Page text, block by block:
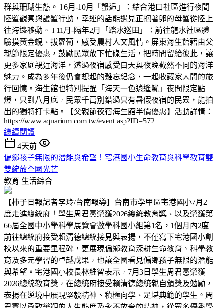
群與珊瑚生態。 l 6月-10月「蟹逅」：結合港口社區進行夜間
陸蟹觀察與護蟹行動，幸運的話能遇見正抱著卵的母蟹從陸上
往海邊移動。 l 11月-隔年2月「踏水巡田」：前往龍水社區體
驗摸黃金蜆、拔蘿蔔，感受農村人文風情。屏東海生館藉由父
親節限定優惠，鼓勵民眾放下忙碌生活，把時間留給彼此，讓
更多家庭親近海洋，透過夜宿感受白天與夜晚截然不同的海洋
魅力。成為多年後仍會想起的難忘紀念，一起收藏家人間的旅
行回憶。海生館也特別提醒「海天一色逍遙魷」夜間限定點
燈，只到八月底，民眾千萬別錯過只有暑假夜宿的民眾，能拍
出的獨特打卡點。【父親節夜宿海生館半價優惠】活動詳情：
https://www.aquarium.com.tw/event.asp?ID=572
繼續閱讀
4天前
偏鄉孩子無限的潛能與希望！宅港國小生命教育與科學教育雙
雙綻放全國光芒
教育 生活綜合
【柿子日報記者李玲/台南報導】台南市學甲區宅港國小7月2
度走進總統府！學生周君憲榮獲2026總統教育獎、以及榮獲第
66屆全國中小學科學展覽會數學科國小組第1名，1個月內2度
前往總統府接受賴清德總統接見與表揚，不僅寫下宅港國小創
校以來的重要里程碑，更展現偏鄉教育深耕生命教育、科學教
育及多元學習的卓越成果，也讓全國看見偏鄉孩子無限的潛能
與希望。宅港國小校長林維智表示，7月3日學生周君憲榮獲
2026總統教育獎，在總統府接受賴清德總統親自頒獎及勉勵，
表揚在逆境中展現堅毅精神、積極向學、足堪典範的學生。周